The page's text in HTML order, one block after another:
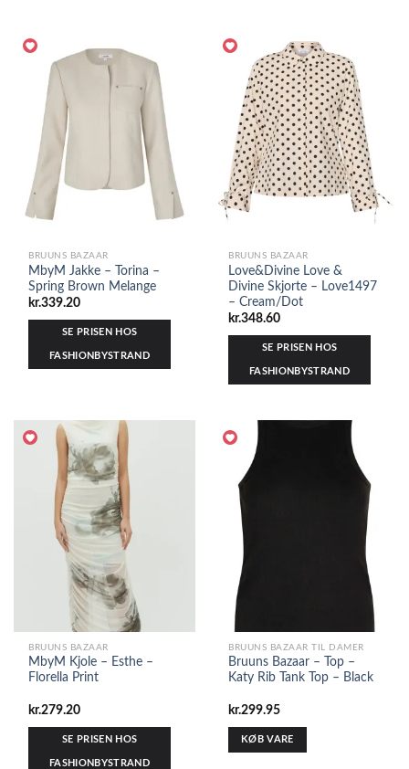
BRUUNS BAZAAR
MbyM Jakke – Torina –
Spring Brown Melange
kr.339.20
SE PRISEN HOS
FASHIONBYSTRAND
BRUUNS BAZAAR
Love&Divine Love &
Divine Skjorte – Love1497
– Cream/Dot
kr.348.60
SE PRISEN HOS
FASHIONBYSTRAND
BRUUNS BAZAAR
MbyM Kjole – Esthe –
Florella Print
kr.279.20
SE PRISEN HOS
FASHIONBYSTRAND
BRUUNS BAZAAR TIL DAMER
Bruuns Bazaar – Top –
Katy Rib Tank Top – Black
kr.299.95
KØB VARE